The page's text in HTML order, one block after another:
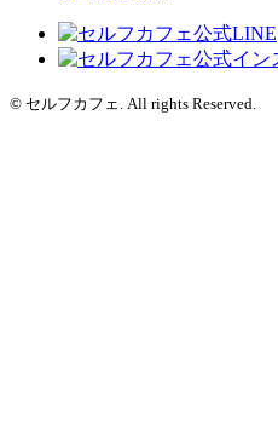
© セルフカフェ. All rights Reserved.